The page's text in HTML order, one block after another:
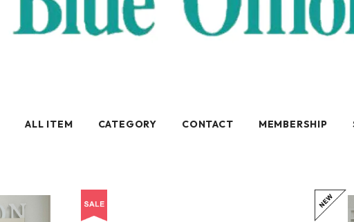
ALL ITEM CATEGORY CONTACT MEMBERSHIP